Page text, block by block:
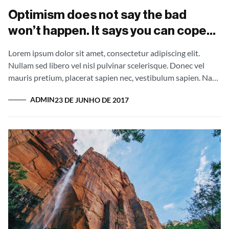
Proin at quam sit amet magna tincidunt rutrum vel at mauris.
Optimism does not say the bad
won’t happen. It says you can cope
Lorem ipsum dolor sit amet, consectetur adipiscing elit.
Nullam sed libero vel nisl pulvinar scelerisque. Donec vel
mauris pretium, placerat sapien nec, vestibulum sapien. Nam
mauris tellus. Vestibulum orci ipsum, feugiat eu purus sit
et mollis tincidunt, tortor ante efficitur lectus, id efficitur
ipsum nibh eleifend nunc. Aliquam erat volutpat. Donec
luctus sollicitudin lacinia. Proin magna erat, sodales in dui
eget, varius rutrum erat. Sed vitae neque accumsan, laoreet
ipsum eu, facilisis dolor. In leo nunc, rhoncus quis venenatis a,
iaculis ut lacus. Proin ligula eros, ullamcorper at quam vitae,
commodo accumsan lectus. Morbi vehicula vehicula nulla, a
molestie ex iaculis id. Nulla sapien enim, ultrices ac interdum
ADMIN23 DE JUNHO DE 2017